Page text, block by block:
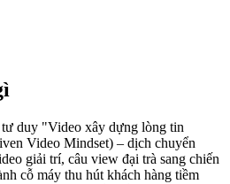
duy "Video xây dựng lòng tin
Video Mindset) – dịch chuyển
giải trí, câu view đại trà sang chiến
cỗ máy thu hút khách hàng tiềm